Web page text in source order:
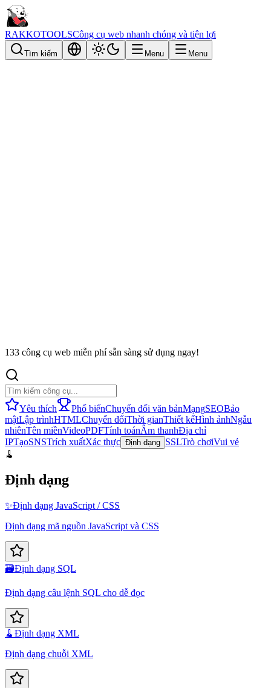
RAKKOTOOLSCông cụ web nhanh chóng và tiện lợi
Tìm kiếm Menu Menu
133 công cụ web miễn phí sẵn sàng sử dụng ngay!
Yêu thích Phổ biếnChuyển đổi văn bảnMạngSEOBảo
mậtLập trìnhHTMLChuyển đổiThời gianThiết kếHình ảnhNgẫu
nhiênTên miềnVideoPDFTính toánÂm thanhĐịa chỉ
IPTạoSNSTrích xuấtXác thực Định dạng SSLTrò chơiVui vẻ
🧹
Định dạng
✨Định dạng JavaScript / CSS
Định dạng mã nguồn JavaScript và CSS
🗃️Định dạng SQL
Định dạng câu lệnh SQL cho dễ đọc
🧹 Định dạng XML
Định dạng chuỗi XML